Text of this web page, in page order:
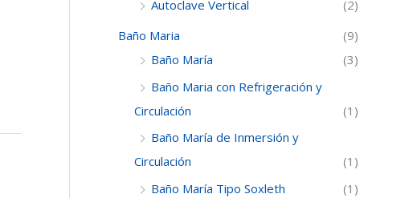
Autoclave Vertical
(2)
Baño Maria
(9)
Baño María
(3)
Baño Maria con Refrigeración y
Circulación
(1)
Baño María de Inmersión y
Circulación
(1)
Baño María Tipo Soxleth
(1)